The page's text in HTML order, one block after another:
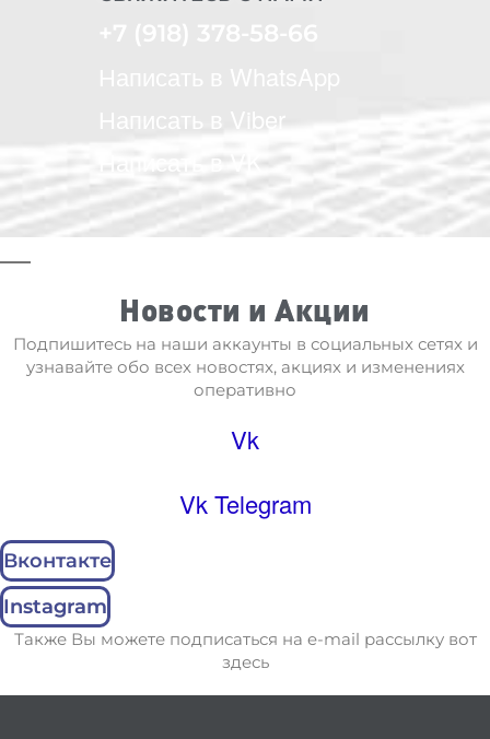
Написать в Viber
Написать в VK
Новости и Акции
Подпишитесь на наши аккаунты в социальных сетях и
узнавайте обо всех новостях, акциях и изменениях
оперативно
Vk
Vk Telegram
Вконтакте
Instagram
Также Вы можете подписаться на e-mail рассылку вот
здесь